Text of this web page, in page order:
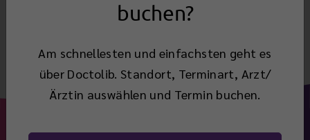
buchen?
Am schnellesten und einfachsten geht es
über Doctolib. Standort, Terminart, Arzt/
Ärztin auswählen und Termin buchen.